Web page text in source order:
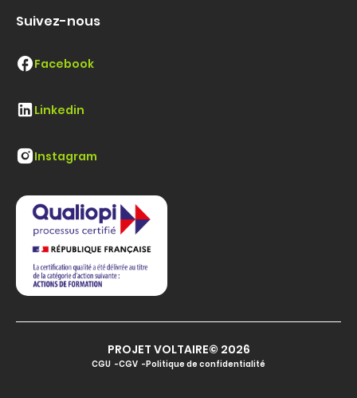
Suivez-nous
Facebook
Linkedin
Instagram
PROJET VOLTAIRE© 2026
CGU CGV Politique de confidentialité